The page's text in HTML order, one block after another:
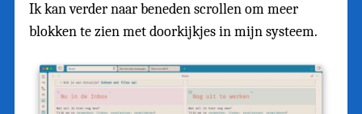
Ik kan verder naar beneden scrollen om meer
blokken te zien met doorkijkjes in mijn systeem.